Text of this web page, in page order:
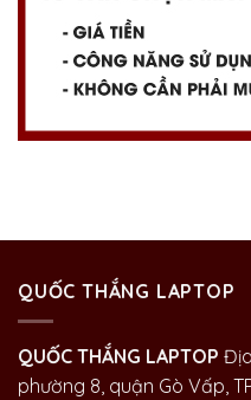
QUỐC THẮNG LAPTOP
QUỐC THẮNG LAPTOP
phường 8, quận Gò Vấp,